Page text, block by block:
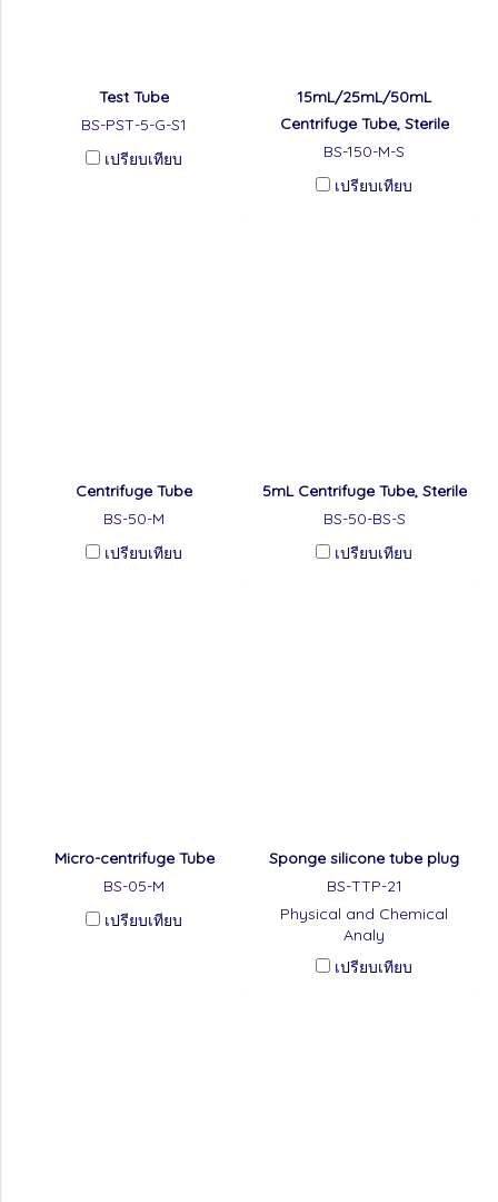
Test Tube
BS-PST-5-G-S1
เปรียบเทียบ
15mL/25mL/50mL
Centrifuge Tube, Sterile
BS-150-M-S
เปรียบเทียบ
Centrifuge Tube
BS-50-M
เปรียบเทียบ
5mL Centrifuge Tube, Sterile
BS-50-BS-S
เปรียบเทียบ
Micro-centrifuge Tube
BS-05-M
เปรียบเทียบ
Sponge silicone tube plug
BS-TTP-21
Physical and Chemical
Analy
เปรียบเทียบ